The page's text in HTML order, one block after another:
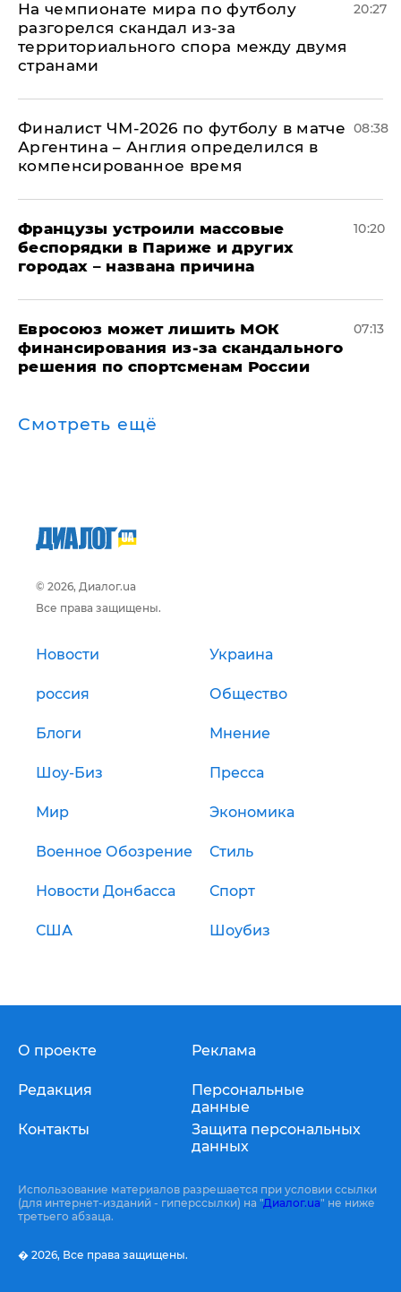
На чемпионате мира по футболу
разгорелся скандал из-за
территориального спора между двумя
странами
20:27
Финалист ЧМ-2026 по футболу в матче
Аргентина – Англия определился в
компенсированное время
08:38
Французы устроили массовые
беспорядки в Париже и других
городах – названа причина
10:20
Евросоюз может лишить МОК
финансирования из-за скандального
решения по спортсменам России
07:13
Смотреть ещё
© 2026, Диалог.ua
Все права защищены.
Новости Украина
россия Общество
Блоги Мнение
Шоу-Биз Пресса
Мир Экономика
Военное Обозрение Стиль
Новости Донбасса Спорт
США Шоубиз
О проекте
Редакция
Контакты
Реклама
Персональные
данные
Защита персональных
данных
Использование материалов разрешается при условии ссылки
(для интернет-изданий - гиперссылки) на "Диалог.ua" не ниже
третьего абзаца.
� 2026, Все права защищены.